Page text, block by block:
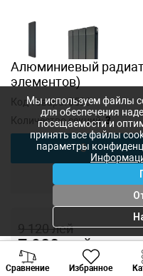
Алюминиевый
элементов)
Код товара:8523
Количество секций:3
3
9 120лей
7 980лей
Сравнение Избранное
Мы используем файлы
для обеспечения
посещаемости и
принять все файлы
параметры